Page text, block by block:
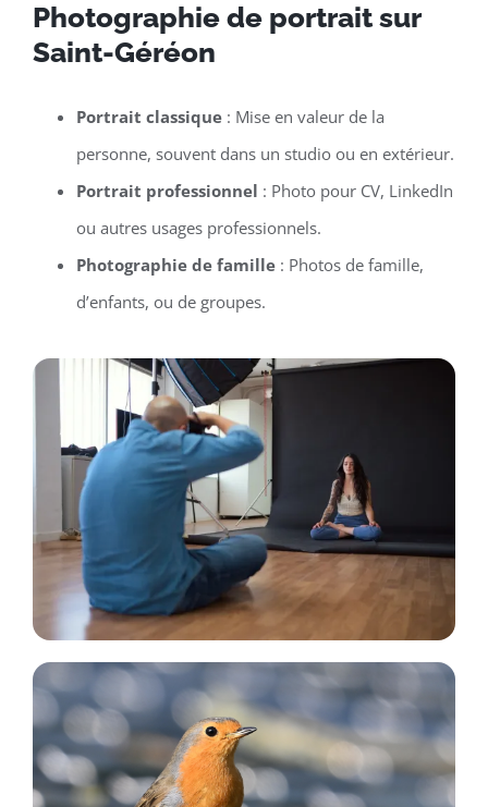
Photographie de portrait sur
Saint-Géréon
Portrait classique: Mise en valeur de la
personne, souvent dans un studio ou en extérieur.
Portrait professionnel : Photo pour CV, LinkedIn
ou autres usages professionnels.
Photographie de famille: Photos de famille,
d’enfants, ou de groupes.